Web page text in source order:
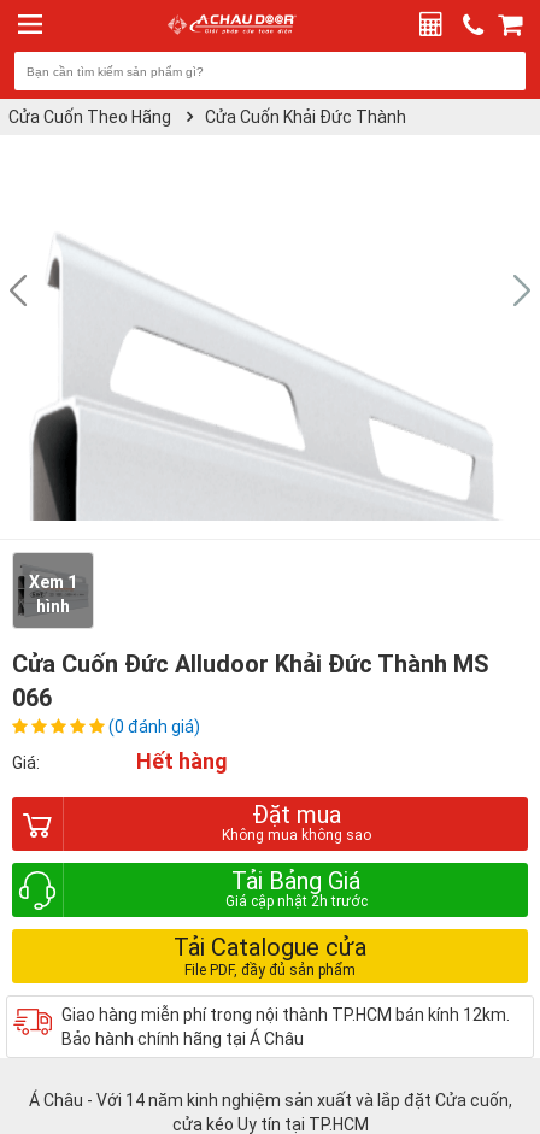
Cửa Cuốn Theo Hãng Cửa Cuốn Khải Đức Thành
Xem 1
hình
Cửa Cuốn Đức Alludoor Khải Đức Thành MS
066
(0 đánh giá)
Giá:
Hết hàng
Đặt mua
Tải Bảng Giá
Tải Catalogue cửa
Giao hàng miễn phí trong nội thành TP.HCM bán kính 12km.
Bảo hành chính hãng tại Á Châu
Á Châu - Với 14 năm kinh nghiệm sản xuất và lắp đặt Cửa cuốn,
cửa kéo Uy tín tại TP.HCM